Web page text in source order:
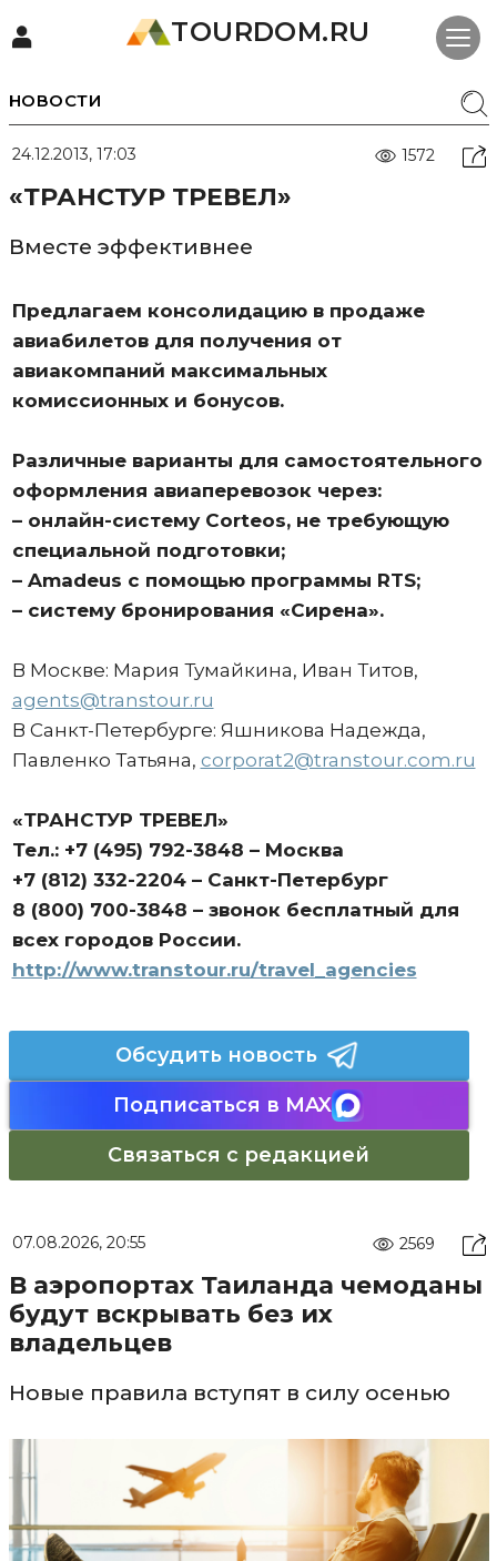
TOURDOM.RU
НОВОСТИ
24.12.2013, 17:03 1572
«ТРАНСТУР ТРЕВЕЛ»
Вместе эффективнее
Предлагаем консолидацию в продаже
авиабилетов для получения от
авиакомпаний максимальных
комиссионных и бонусов.
Различные варианты для самостоятельного
оформления авиаперевозок через:
– онлайн-систему Corteos, не требующую
специальной подготовки;
– Amadeus с помощью программы RTS;
– систему бронирования «Сирена».
В Москве: Мария Тумайкина, Иван Титов,
agents@transtour.ru
В Санкт-Петербурге: Яшникова Надежда,
Павленко Татьяна, corporat2@transtour.com.ru
«ТРАНСТУР ТРЕВЕЛ»
Тел.: +7 (495) 792-3848 – Москва
+7 (812) 332-2204 – Санкт-Петербург
8 (800) 700-3848 – звонок бесплатный для
всех городов России.
http://www.transtour.ru/travel_agencies
Обсудить новость
Подписаться в MAX
Связаться с редакцией
07.08.2026, 20:55 2569
В аэропортах Таиланда чемоданы
будут вскрывать без их
владельцев
Новые правила вступят в силу осенью